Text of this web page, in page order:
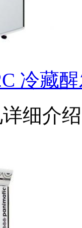
冷藏
细介绍